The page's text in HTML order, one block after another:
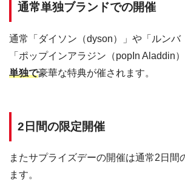
通常単独ブランドでの開催
通常「ダイソン（dyson）」や「ルンバ
「ポップインアラジン（popIn Aladdin
単独で豪華な特典が催されます。
2日間の限定開催
またサプライズデーの開催は通常2日間
ます。